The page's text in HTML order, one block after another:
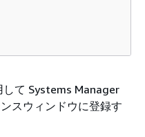
して Systems Manager
スウィンドウに登録す